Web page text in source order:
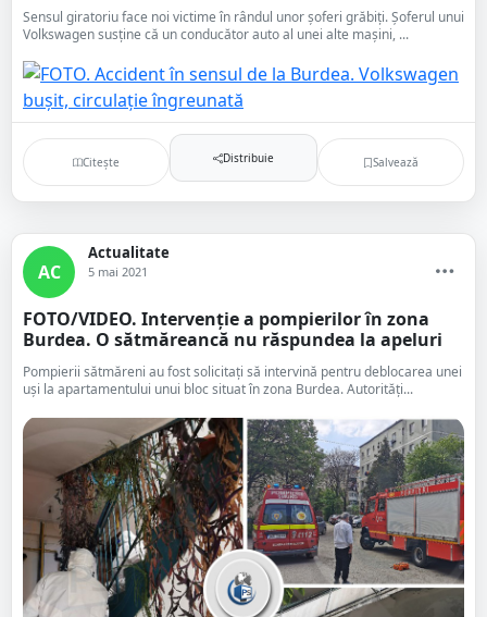
Sensul giratoriu face noi victime în rândul unor șoferi grăbiți. Șoferul unui
Volkswagen susține că un conducător auto al unei alte mașini, ...
Citește Distribuie Salvează
AC
Actualitate
5 mai 2021
FOTO/VIDEO. Intervenție a pompierilor în zona
Burdea. O sătmăreancă nu răspundea la apeluri
Pompierii sătmăreni au fost solicitați să intervină pentru deblocarea unei
uși la apartamentului unui bloc situat în zona Burdea. Autorități...